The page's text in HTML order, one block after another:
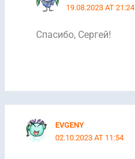
19.08.2023 AT 21:24
Спасибо, Сергей!
EVGENY
02.10.2023 AT 11:54